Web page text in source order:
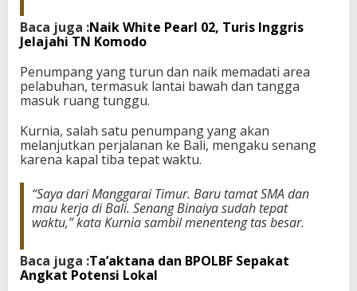
a
p
a
B
i
n
i
y
a
Baca juga :Naik White Pearl 02, Turis Inggris
Jelajahi TN Komodo
Penumpang yang turun dan naik memadati area
pelabuhan, termasuk lantai bawah dan tangga
masuk ruang tunggu.
Kurnia, salah satu penumpang yang akan
melanjutkan perjalanan ke Bali, mengaku senang
karena kapal tiba tepat waktu.
“Saya dari Manggarai Timur. Baru tamat SMA dan
mau kerja di Bali. Senang Binaiya sudah tepat
waktu,” kata Kurnia sambil menenteng tas besar.
Baca juga :Ta’aktana dan BPOLBF Sepakat
Angkat Potensi Lokal